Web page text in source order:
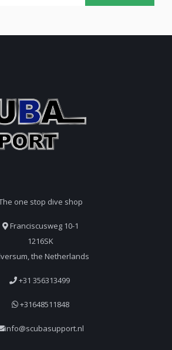
one stop dive shop
Franciscusweg 10-1
1216SK
the Netherlands
+31 356313499
+31648511848
info@scubasupport.nl